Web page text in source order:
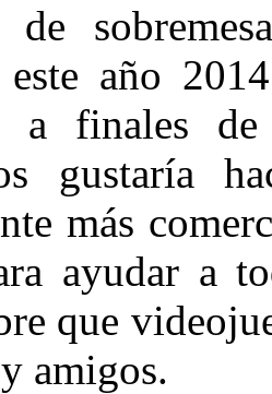
de
año
a finales
gustaría
más
ayudar a
que
amigos.